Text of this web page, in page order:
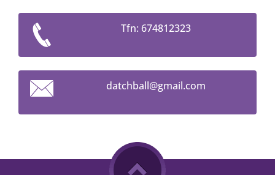
Tfn: 674812323
datchball@gmail.com